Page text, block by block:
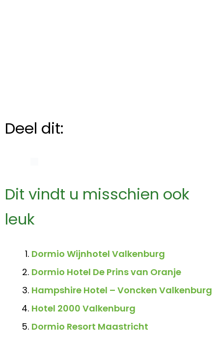
Deel dit:
Dit vindt u misschien ook
leuk
Dormio Wijnhotel Valkenburg
Dormio Hotel De Prins van Oranje
Hampshire Hotel – Voncken Valkenburg
Hotel 2000 Valkenburg
Dormio Resort Maastricht